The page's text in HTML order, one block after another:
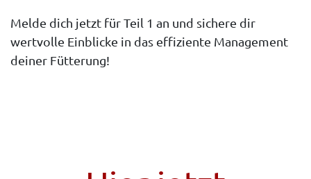
Melde dich jetzt für Teil 1 an und sichere dir
wertvolle Einblicke in das effiziente Management
deiner Fütterung!